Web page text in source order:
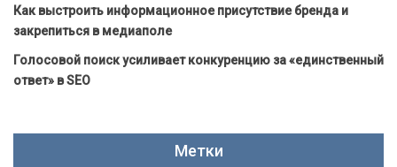
Как выстроить информационное присутствие бренда и
закрепиться в медиаполе
Голосовой поиск усиливает конкуренцию за «единственный
ответ» в SEO
Метки